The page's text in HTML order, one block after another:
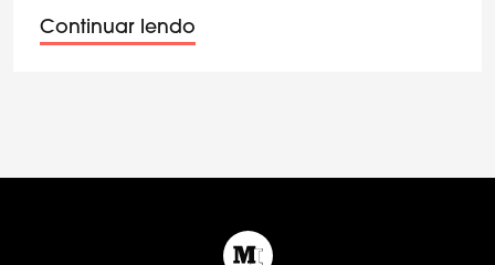
Continuar lendo